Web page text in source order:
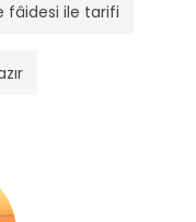
fâidesi ile tarifi